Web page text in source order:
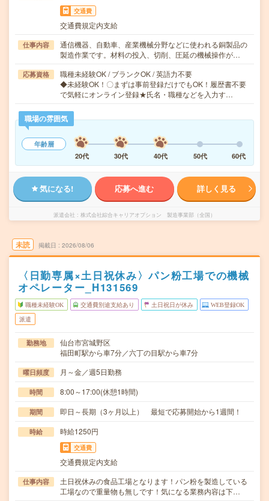
交通費
交通費規定内支給
仕事内容
通信機器、自動車、産業機械分野などに使われる銅製品の
製造作業です。材料の投入、切削、圧延の機械操作が…
応募資格
職種未経験OK / ブランクOK / 英語力不要
◆未経験OK！〇まずは事前登録だけでもOK！履歴書不要
で気軽にオンライン登録★氏名・職種などを入力す…
職場の雰囲気
年齢層
20代
30代 40代 50代 60代
気になる! 応募へ進む 詳しく見る
派遣会社 株式会社綜合キャリアオプション 製造事業部（全国）
未読 掲載日 2026/08/06
〈日勤専属×土日祝休み〉パン粉工場での機械
オペレーター_H131569
職種未経験OK 交通費別途支給あり 土日祝日が休み WEB登録OK
派遣
勤務地
仙台市宮城野区
福田町駅から車7分／六丁の目駅から車7分
曜日頻度 月～金／週5日勤務
時間 8:00～17:00(休憩1時間)
期間 即日～長期（3ヶ月以上） 最短で応募開始から1週間！
時給 時給1250円
交通費
交通費規定内支給
仕事内容
土日祝休みの食品工場となります！パン粉を製造している
工場なので重量物も無しです！気になる業務内容は下…